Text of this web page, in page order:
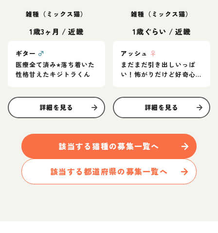
雑種（ミックス猫）
1歳3ヶ月 /近畿
ギター ♂
医療全て済み⭐︎落ち着いた
性格甘えたキジトラくん
詳細を見る
雑種（ミックス猫）
1歳ぐらい /近畿
アッシュ ♀
まだまだ引き出しいっぱ
い！怖がりだけど好奇心
詳細を見る
該当する 猫種の募集一覧へ
該当する都道府県の募集一覧へ